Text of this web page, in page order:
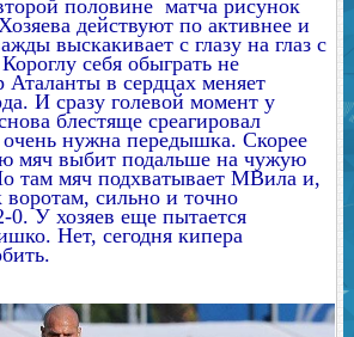
матча рисунок
действуют по активнее и
выскакивает с глазу на глаз с
себя обыграть не
Аталанты в сердцах меняет
И сразу голевой момент у
блестяще среагировал
очень нужна передышка. Скорее
мяч выбит подальше на чужую
там мяч подхватывает МВила и,
сильно и точно
0. У хозяев еще пытается
Нет, сегодня кипера